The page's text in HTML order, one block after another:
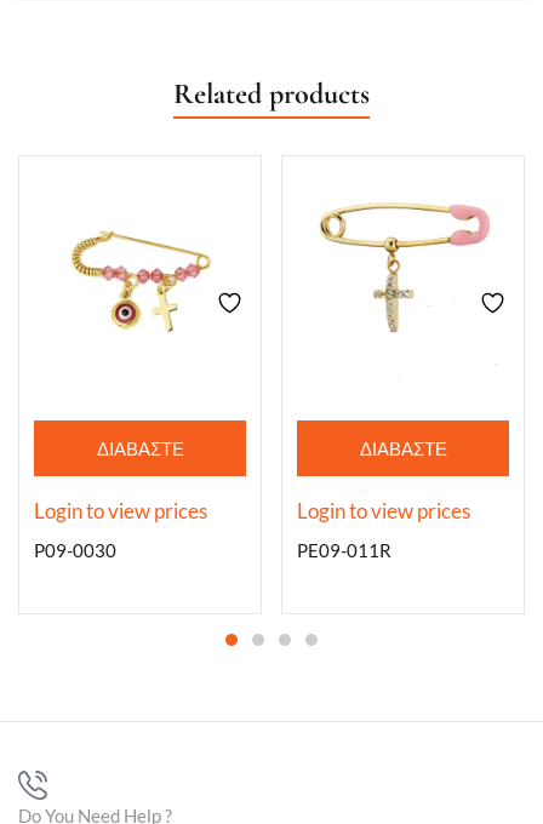
Related products
ΔΙΑΒΆΣΤΕ
ΠΕΡΙΣΣΌΤΕΡΑ
Login to view prices
P09-0030
ΔΙΑΒΆΣΤΕ
ΠΕΡΙΣΣΌΤΕΡΑ
Login to view prices
PE09-011R
Do You Need Help ?